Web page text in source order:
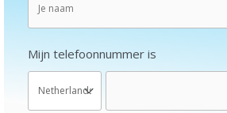
Mijn telefoonnummer is